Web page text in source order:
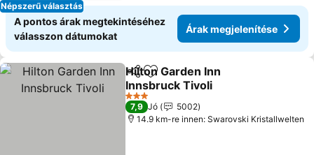
Népszerű választás
A pontos árak megtekintéséhez
válasszon dátumokat
Árak megjelenítése
Megosztás
Hozzáadás a kedvencekhez
Hilton Garden Inn
Innsbruck Tivoli
3 Kategória
7,9 Jó
5002
14.9 km-re innen: Swarovski Kristallwelten